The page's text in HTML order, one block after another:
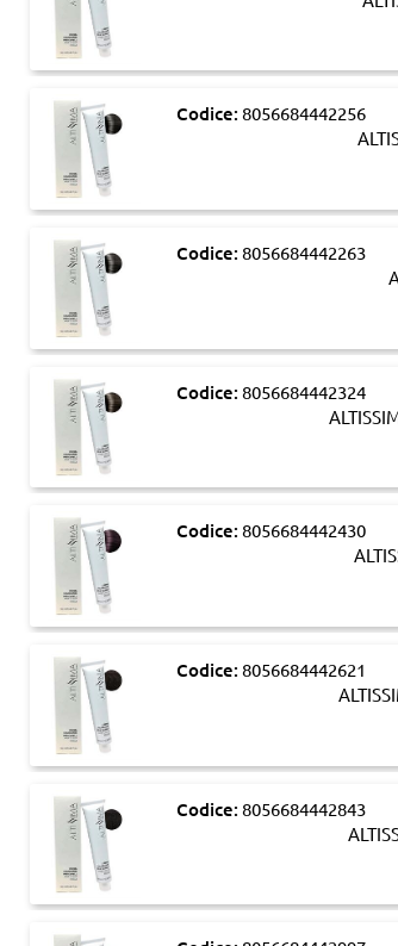
Codice: 8056684442256
Codice: 8056684442263
Codice: 8056684442324
Codice: 8056684442430
Codice: 8056684442621
Codice: 8056684442843